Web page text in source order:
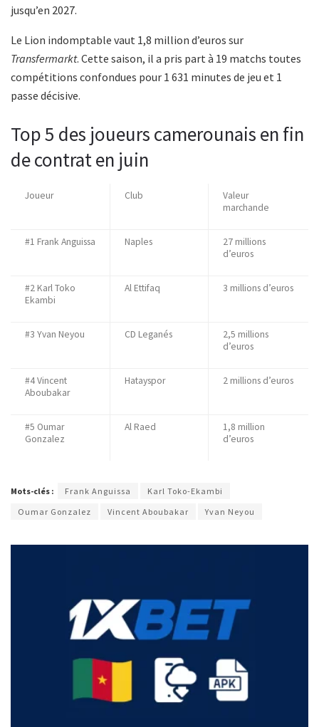
jusqu’en 2027.
Le Lion indomptable vaut 1,8 million d’euros sur
Transfermarkt. Cette saison, il a pris part à 19 matchs toutes
compétitions confondues pour 1 631 minutes de jeu et 1
passe décisive.
Top 5 des joueurs camerounais en fin
de contrat en juin
Joueur Club
Valeur
marchande
#1 Frank Anguissa Naples
27 millions
d’euros
#2 Karl Toko
Ekambi
Al Ettifaq 3 millions d’euros
#3 Yvan Neyou CD Leganés
2,5 millions
d’euros
#4 Vincent
Aboubakar
Hatayspor 2 millions d’euros
#5 Oumar
Gonzalez
Al Raed
1,8 million
d’euros
Mots-clés : Frank Anguissa
Karl Toko-Ekambi
Oumar Gonzalez
Vincent Aboubakar Yvan Neyou